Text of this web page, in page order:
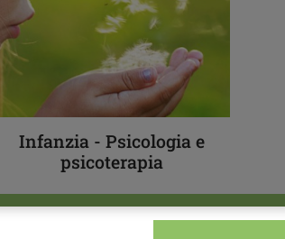
Infanzia - Psicologia e
psicoterapia